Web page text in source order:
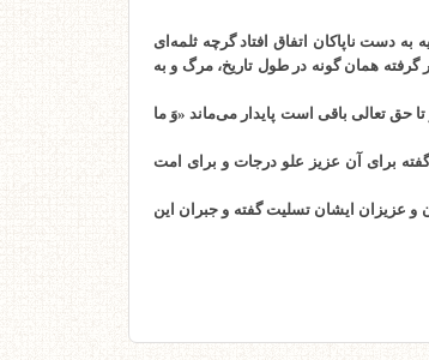
دست ناپاکان اتفاق افتاد گرچه ثلمه‌ای
همان گونه در طول تاریخ، مرگ و به
حق تعالی باقی است پایدار می‌ماند «وَ ما
برای آن عزیز علو درجات و برای امت
و عزیزان ایشان تسلیت گفته و جبران این